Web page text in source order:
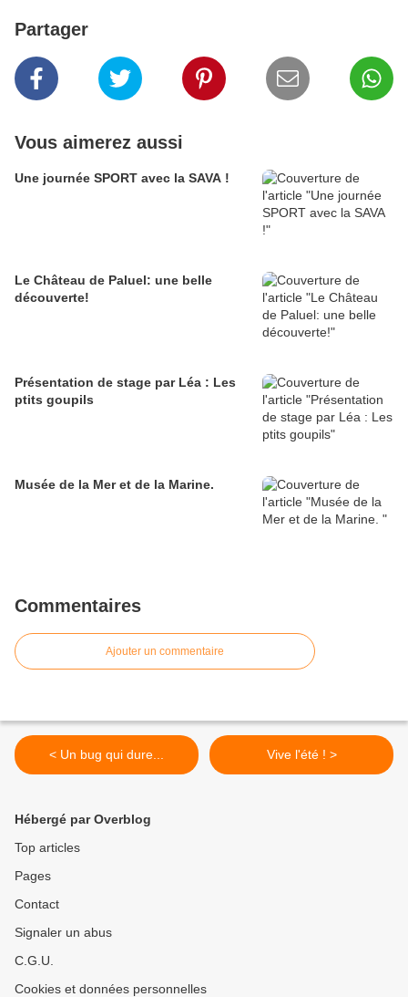
Partager
Vous aimerez aussi
Une journée SPORT avec la SAVA !
Le Château de Paluel: une belle
découverte!
Présentation de stage par Léa : Les
ptits goupils
Musée de la Mer et de la Marine.
Commentaires
Ajouter un commentaire
< Un bug qui dure... Vive l'été ! >
Hébergé par Overblog
Top articles
Pages
Contact
Signaler un abus
C.G.U.
Cookies et données personnelles